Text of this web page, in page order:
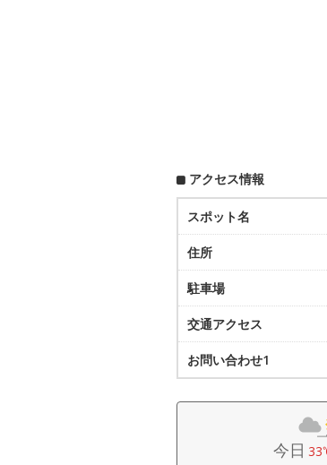
アクセス情報
スポット名
住所
駐車場
交通アクセス
お問い合わせ1
今日